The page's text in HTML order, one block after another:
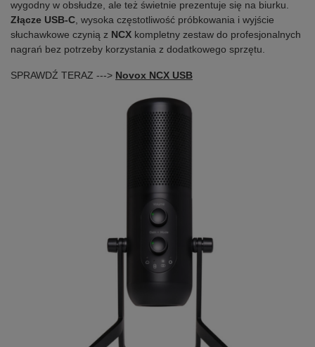
wygodny w obsłudze, ale też świetnie prezentuje się na biurku.
Złącze USB-C , wysoka częstotliwość próbkowania i wyjście
słuchawkowe czynią z NCX kompletny zestaw do profesjonalnych
nagrań bez potrzeby korzystania z dodatkowego sprzętu.
SPRAWDŹ TERAZ ---> Novox NCX USB